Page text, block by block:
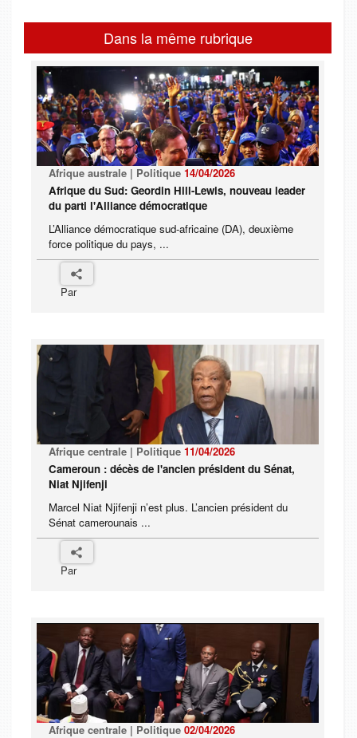
Dans la même rubrique
Afrique australe | Politique 14/04/2026
Afrique du Sud: Geordin Hill-Lewis, nouveau leader
du parti l'Alliance démocratique
L’Alliance démocratique sud-africaine (DA), deuxième
force politique du pays, ...
Par
Afrique centrale | Politique 11/04/2026
Cameroun : décès de l'ancien président du Sénat,
Niat Njifenji
Marcel Niat Njifenji n’est plus. L’ancien président du
Sénat camerounais ...
Par
Afrique centrale | Politique 02/04/2026